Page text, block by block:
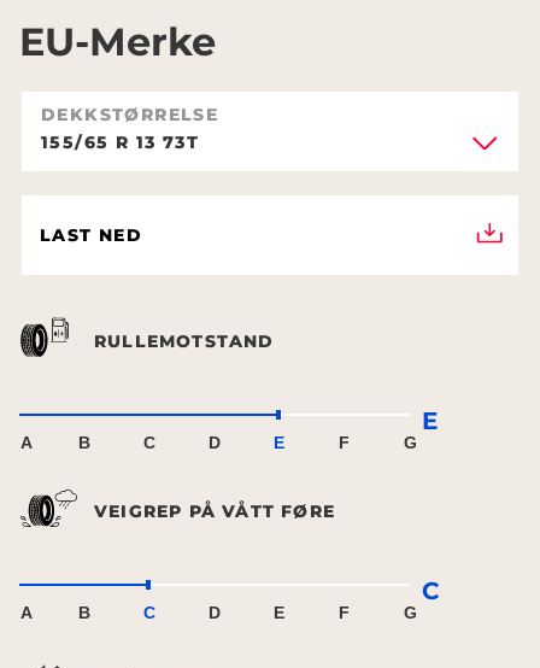
EU-Merke
DEKKSTØRRELSE
155/65 R 13 73T
LAST NED
RULLEMOTSTAND
A B C D E F G
E
VEIGREP PÅ VÅTT FØRE
A B C D E F G
C